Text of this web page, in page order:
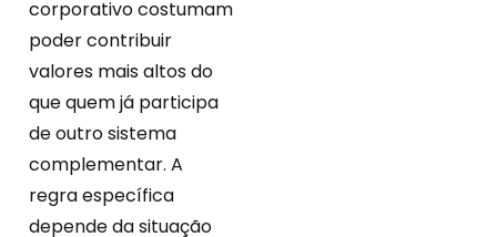
corporativo costumam
poder contribuir
valores mais altos do
que quem já participa
de outro sistema
complementar. A
regra específica
depende da situação